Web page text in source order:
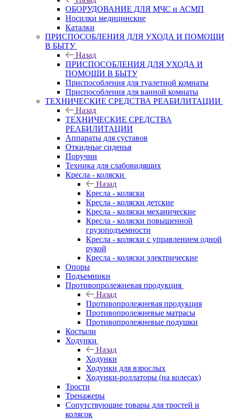
ОБОРУДОВАНИЕ ДЛЯ МЧС и АСМП
Носилки медицинские
Каталки
ПРИСПОСОБЛЕНИЯ ДЛЯ УХОДА И ПОМОЩИ
В БЫТУ
Назад
ПРИСПОСОБЛЕНИЯ ДЛЯ УХОДА И
ПОМОЩИ В БЫТУ
Приспособления для туалетной комнаты
Приспособления для ванной комнаты
ТЕХНИЧЕСКИЕ СРЕДСТВА РЕАБИЛИТАЦИИ
Назад
ТЕХНИЧЕСКИЕ СРЕДСТВА
РЕАБИЛИТАЦИИ
Аппараты для суставов
Откидные сиденья
Поручни
Техника для слабовидящих
Кресла - коляски
Назад
Кресла - коляски
Кресла - коляски детские
Кресла - коляски механические
Кресла - коляски повышенной
грузоподъемности
Кресла - коляски с управлением одной
рукой
Кресла - коляски электрические
Опоры
Подъемники
Противопролежневая продукция
Назад
Противопролежневая продукция
Противопролежневые матрасы
Противопролежневые подушки
Костыли
Ходунки
Назад
Ходунки
Ходунки для взрослых
Ходунки-роллаторы (на колесах)
Трости
Тренажеры
Сопутствующие товары для тростей и
колясок